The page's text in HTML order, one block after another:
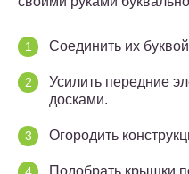
Соединить их
Усилить передние
досками.
Огородить